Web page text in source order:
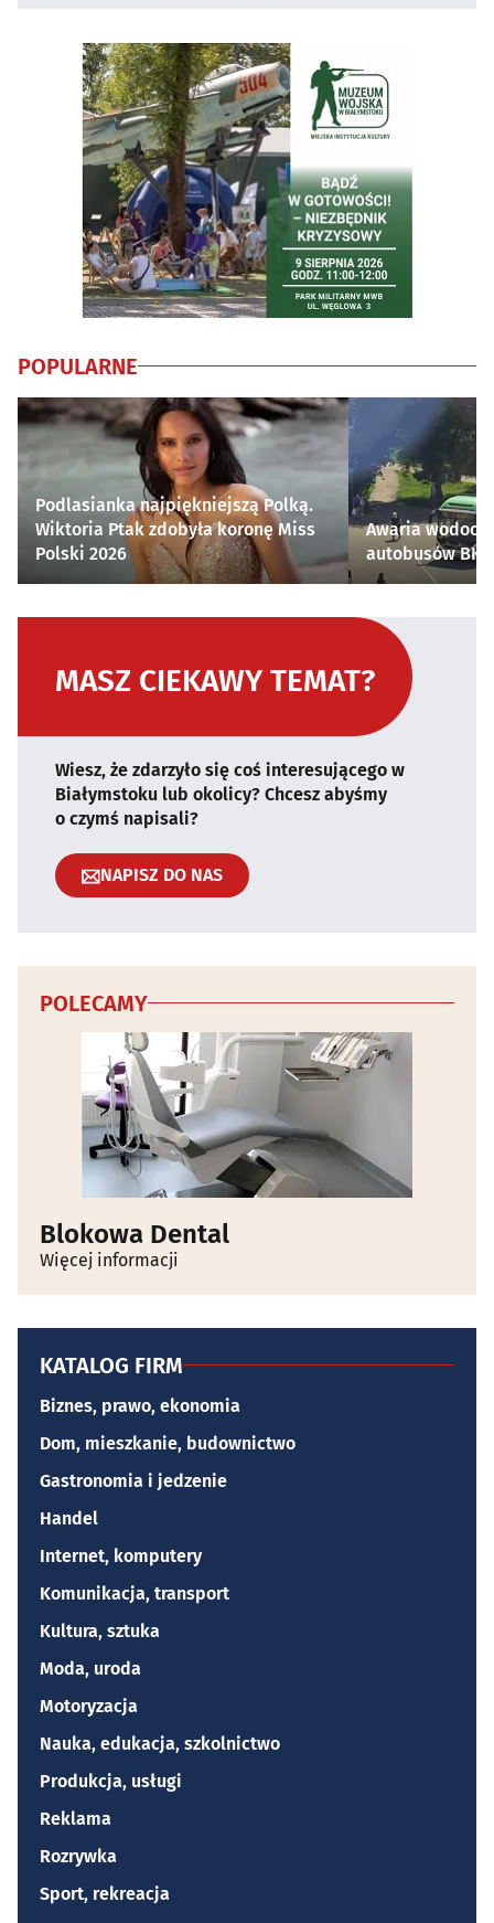
POPULARNE
Podlasianka najpiękniejszą Polką.
Wiktoria Ptak zdobyła koronę Miss
Polski 2026
Awaria
autobusów
MASZ CIEKAWY TEMAT?
Wiesz, że zdarzyło się coś interesującego w
Białymstoku lub okolicy? Chcesz abyśmy
o czymś napisali?
NAPISZ DO NAS
POLECAMY
Blokowa Dental
Więcej informacji
KATALOG FIRM
Biznes, prawo, ekonomia
Dom, mieszkanie, budownictwo
Gastronomia i jedzenie
Handel
Internet, komputery
Komunikacja, transport
Kultura, sztuka
Moda, uroda
Motoryzacja
Nauka, edukacja, szkolnictwo
Produkcja, usługi
Reklama
Rozrywka
Sport, rekreacja